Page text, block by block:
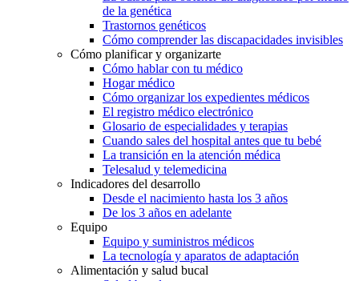
de la genética
Trastornos genéticos
Cómo comprender las discapacidades invisibles
Cómo planificar y organizarte
Cómo hablar con tu médico
Hogar médico
Cómo organizar los expedientes médicos
El registro médico electrónico
Glosario de especialidades y terapias
Cuando sales del hospital antes que tu bebé
La transición en la atención médica
Telesalud y telemedicina
Indicadores del desarrollo
Desde el nacimiento hasta los 3 años
De los 3 años en adelante
Equipo
Equipo y suministros médicos
La tecnología y aparatos de adaptación
Alimentación y salud bucal